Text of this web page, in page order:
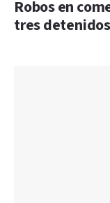
Robos en
tres